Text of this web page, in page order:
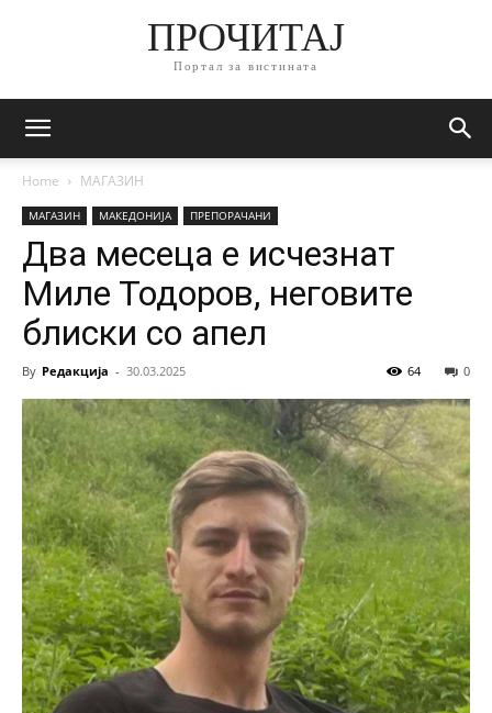
ПРОЧИТАЈ
Портал за вистината
Home МАГАЗИН
МАГАЗИН МАКЕДОНИЈА ПРЕПОРАЧАНИ
Два месеца е исчезнат
Миле Тодоров, неговите
блиски со апел
By Редакција - 30.03.2025 0
64